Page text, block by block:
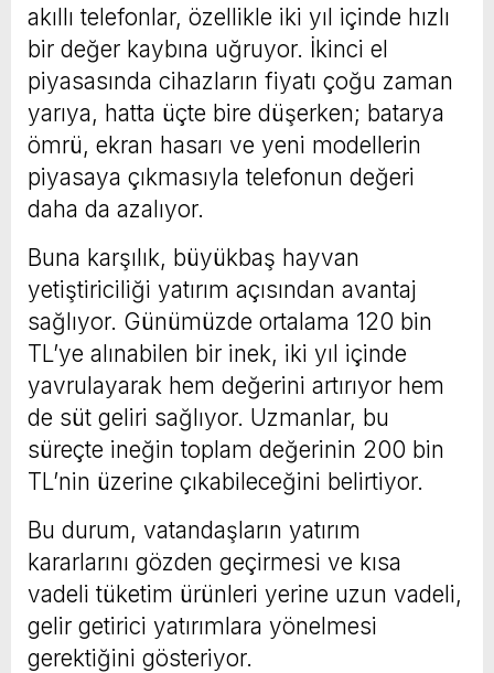
akıllı telefonlar, özellikle iki yıl içinde hızlı
bir değer kaybına uğruyor. İkinci el
piyasasında cihazların fiyatı çoğu zaman
yarıya, hatta üçte bire düşerken; batarya
ömrü, ekran hasarı ve yeni modellerin
piyasaya çıkmasıyla telefonun değeri
daha da azalıyor.
Buna karşılık, büyükbaş hayvan
yetiştiriciliği yatırım açısından avantaj
sağlıyor. Günümüzde ortalama 120 bin
TL’ye alınabilen bir inek, iki yıl içinde
yavrulayarak hem değerini artırıyor hem
de süt geliri sağlıyor. Uzmanlar, bu
süreçte ineğin toplam değerinin 200 bin
TL’nin üzerine çıkabileceğini belirtiyor.
Bu durum, vatandaşların yatırım
kararlarını gözden geçirmesi ve kısa
vadeli tüketim ürünleri yerine uzun vadeli,
gelir getirici yatırımlara yönelmesi
gerektiğini gösteriyor.